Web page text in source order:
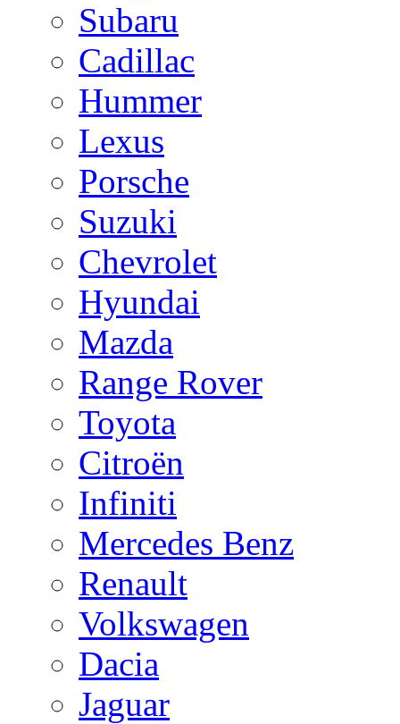
Subaru
Cadillac
Hummer
Lexus
Porsche
Suzuki
Chevrolet
Hyundai
Mazda
Range Rover
Toyota
Citroën
Infiniti
Mercedes Benz
Renault
Volkswagen
Dacia
Jaguar